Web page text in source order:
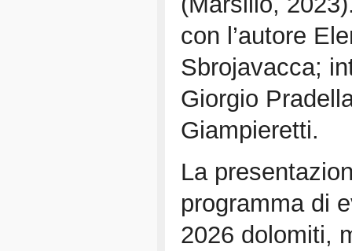
con l’autore
Sbrojavacca;
Giorgio
Giampieretti.
La
programma di
2026 dolomiti,